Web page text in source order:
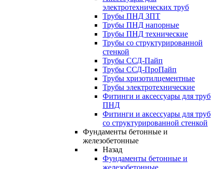
электротехнических труб
Трубы ПНД ЗПТ
Трубы ПНД напорные
Трубы ПНД технические
Трубы со структурированной
стенкой
Трубы ССД-Пайп
Трубы ССД-ПроПайп
Трубы хризотилцементные
Трубы электротехнические
Фитинги и аксессуары для труб
ПНД
Фитинги и аксессуары для труб
со структурированной стенкой
Фундаменты бетонные и
железобетонные
Назад
Фундаменты бетонные и
железобетонные